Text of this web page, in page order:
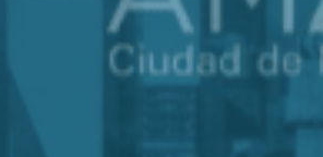
FIRMA DE CONVENIO DE
GrupoBD refrenda su liderazgo
WTS y el Respaldo